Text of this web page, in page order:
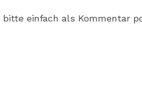
einfach als Kommentar